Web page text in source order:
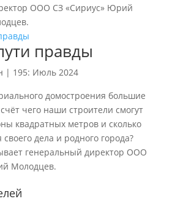
ООО СЗ «Сириус» Юрий
правды
| 195: Июль 2024
домостроения большие
чего наши строители смогут
квадратных метров и сколько
дела и родного города?
генеральный директор ООО
Молодцев.